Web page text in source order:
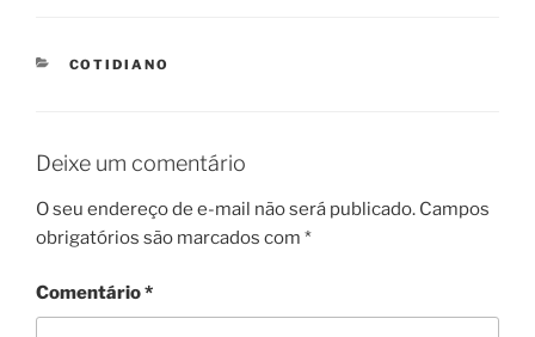
CATEGORIES
COTIDIANO
Deixe um comentário
O seu endereço de e-mail não será publicado. Campos
obrigatórios são marcados com *
Comentário*